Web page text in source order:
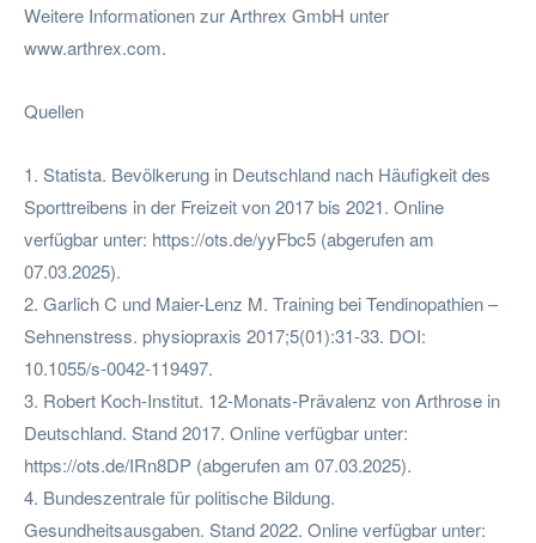
Weitere Informationen zur Arthrex GmbH unter
www.arthrex.com.
Quellen
1. Statista. Bevölkerung in Deutschland nach Häufigkeit des
Sporttreibens in der Freizeit von 2017 bis 2021. Online
verfügbar unter: https://ots.de/yyFbc5 (abgerufen am
07.03.2025).
2. Garlich C und Maier-Lenz M. Training bei Tendinopathien –
Sehnenstress. physiopraxis 2017;5(01):31-33. DOI:
10.1055/s-0042-119497.
3. Robert Koch-Institut. 12-Monats-Prävalenz von Arthrose in
Deutschland. Stand 2017. Online verfügbar unter:
https://ots.de/IRn8DP (abgerufen am 07.03.2025).
4. Bundeszentrale für politische Bildung.
Gesundheitsausgaben. Stand 2022. Online verfügbar unter: